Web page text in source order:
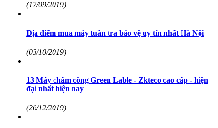
(17/09/2019)
Địa điểm mua máy tuần tra bảo vệ uy tín nhất Hà Nội
(03/10/2019)
13 Máy chấm công Green Lable - Zkteco cao cấp - hiện
đại nhất hiện nay
(26/12/2019)